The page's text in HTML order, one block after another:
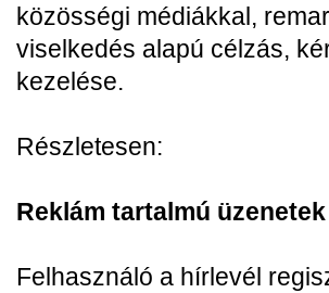
közösségi médiákkal,
viselkedés alapú célzás,
kezelése.
Részletesen:
Reklám tartalmú üzenetek
Felhasználó a hírlevél